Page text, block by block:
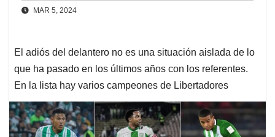
MAR 5, 2024
El adiós del delantero no es una situación aislada de lo
que ha pasado en los últimos años con los referentes.
En la lista hay varios campeones de Libertadores